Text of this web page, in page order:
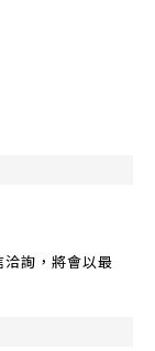
詢，將會以最